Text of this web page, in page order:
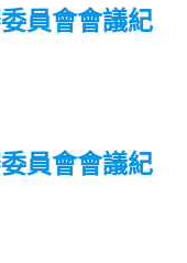
員會會議紀
員會會議紀